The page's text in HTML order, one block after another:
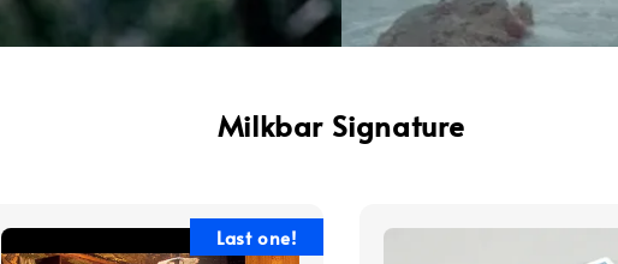
Milkbar Signature
Last one!